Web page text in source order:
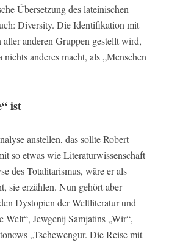
Übersetzung des lateinischen
Diversity. Die Identifikation mit
anderen Gruppen gestellt wird,
anderes macht, als „Menschen
ist
anstellen, das sollte Robert
so etwas wie Literaturwissenschaft
des Totalitarismus, wäre er als
sie erzählen. Nun gehört aber
Dystopien der Weltliteratur und
Jewgenij Samjatins „Wir“,
„Tschewengur. Die Reise mit